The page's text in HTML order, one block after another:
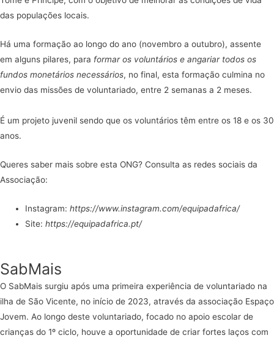
das populações locais.
Há uma formação ao longo do ano (novembro a outubro), assente
em alguns pilares, para formar os voluntários e angariar todos os
fundos monetários necessários, no final, esta formação culmina no
envio das missões de voluntariado, entre 2 semanas a 2 meses.
É um projeto juvenil sendo que os voluntários têm entre os 18 e os 30
anos.
Queres saber mais sobre esta ONG? Consulta as redes sociais da
Associação:
Instagram:https://www.instagram.com/equipadafrica/
Site:https://equipadafrica.pt/
SabMais
O SabMais surgiu após uma primeira experiência de voluntariado na
ilha de São Vicente, no início de 2023, através da associação Espaço
Jovem. Ao longo deste voluntariado, focado no apoio escolar de
crianças do 1º ciclo, houve a oportunidade de criar fortes laços com